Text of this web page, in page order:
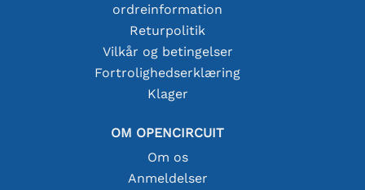
ordreinformation
Returpolitik
Vilkår og betingelser
Fortrolighedserklæring
Klager
OM OPENCIRCUIT
Om os
Anmeldelser